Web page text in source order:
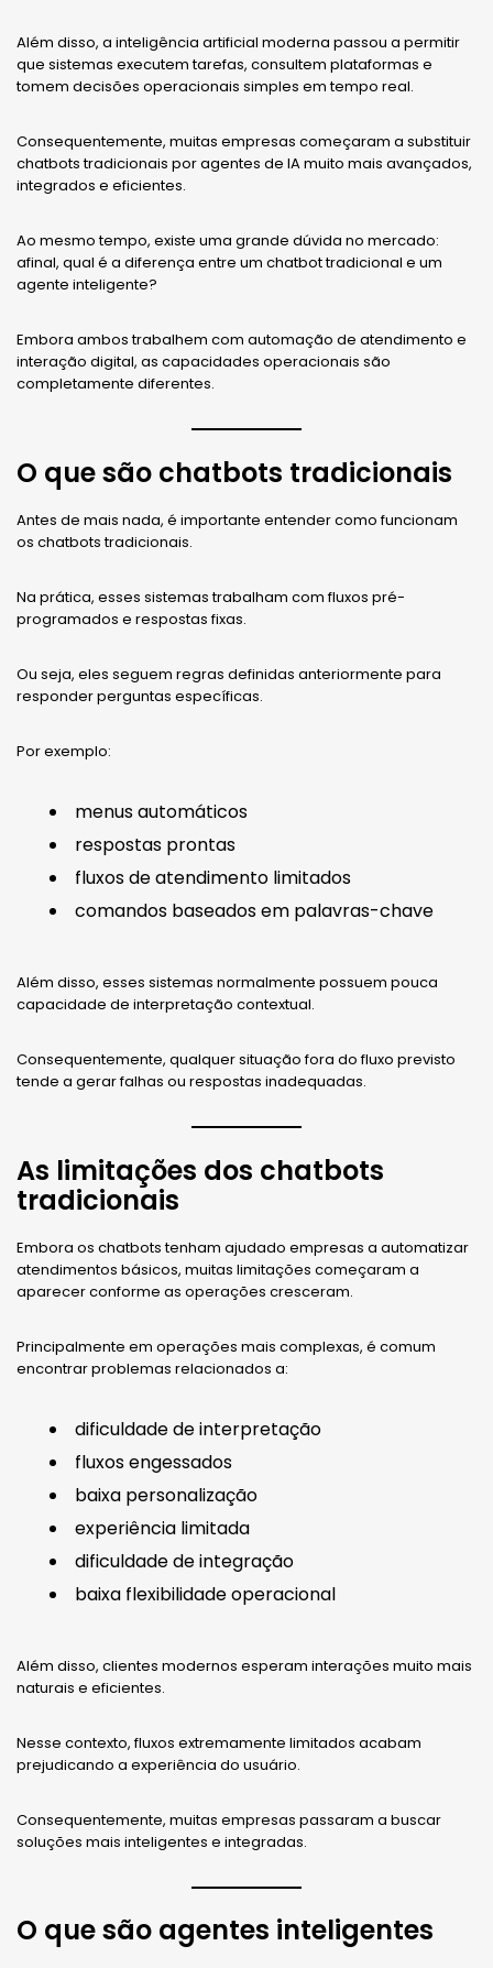
Além disso, a inteligência artificial moderna passou a permitir
que sistemas executem tarefas, consultem plataformas e
tomem decisões operacionais simples em tempo real.
Consequentemente, muitas empresas começaram a substituir
chatbots tradicionais por agentes de IA muito mais avançados,
integrados e eficientes.
Ao mesmo tempo, existe uma grande dúvida no mercado:
afinal, qual é a diferença entre um chatbot tradicional e um
agente inteligente?
Embora ambos trabalhem com automação de atendimento e
interação digital, as capacidades operacionais são
completamente diferentes.
O que são chatbots tradicionais
Antes de mais nada, é importante entender como funcionam
os chatbots tradicionais.
Na prática, esses sistemas trabalham com fluxos pré-
programados e respostas fixas.
Ou seja, eles seguem regras definidas anteriormente para
responder perguntas específicas.
Por exemplo:
menus automáticos
respostas prontas
fluxos de atendimento limitados
comandos baseados em palavras-chave
Além disso, esses sistemas normalmente possuem pouca
capacidade de interpretação contextual.
Consequentemente, qualquer situação fora do fluxo previsto
tende a gerar falhas ou respostas inadequadas.
As limitações dos chatbots
tradicionais
Embora os chatbots tenham ajudado empresas a automatizar
atendimentos básicos, muitas limitações começaram a
aparecer conforme as operações cresceram.
Principalmente em operações mais complexas, é comum
encontrar problemas relacionados a:
dificuldade de interpretação
fluxos engessados
baixa personalização
experiência limitada
dificuldade de integração
baixa flexibilidade operacional
Além disso, clientes modernos esperam interações muito mais
naturais e eficientes.
Nesse contexto, fluxos extremamente limitados acabam
prejudicando a experiência do usuário.
Consequentemente, muitas empresas passaram a buscar
soluções mais inteligentes e integradas.
O que são agentes inteligentes